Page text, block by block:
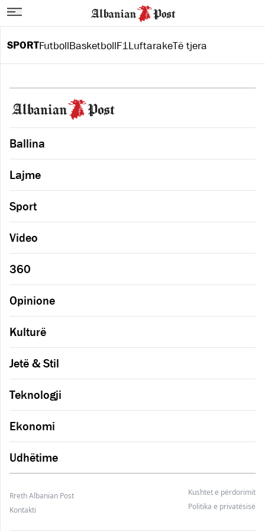
SPORTFutbollBasketbollF1 LuftarakeTë tjera
Ballina
Lajme
Sport
Video
360
Opinione
Kulturë
Jetë & Stil
Teknologji
Ekonomi
Udhëtime
Rreth Albanian Post
Kushtet e përdorimit
Kontakti
Politika e privatësisë